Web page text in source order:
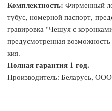
Комплектность: Фирменный
тубус, номерной паспорт,
гравировка "Чешуя с
предусмотренная возможность
кия.
Полная гарантия 1 год.
Производитель: Беларусь,